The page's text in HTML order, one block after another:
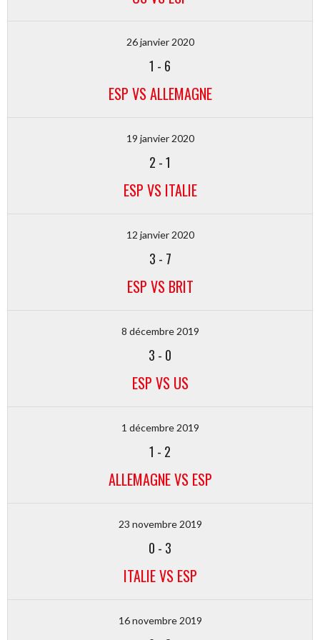
26 janvier 2020
1 - 6
ESP VS ALLEMAGNE
19 janvier 2020
2 -1
ESP VS ITALIE
12 janvier 2020
3 - 7
ESP VS BRIT
8 décembre 2019
3 - 0
ESP VS US
1 décembre 2019
1 - 2
ALLEMAGNE VS ESP
23 novembre 2019
0 - 3
ITALIE VS ESP
16 novembre 2019